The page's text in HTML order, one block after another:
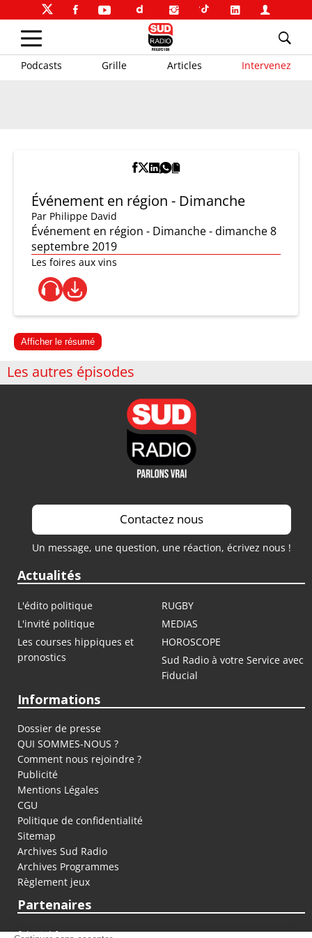
Podcasts Grille Articles Intervenez
Événement en région - Dimanche
Par Philippe David
Événement en région - Dimanche - dimanche 8
septembre 2019
Les foires aux vins
Afficher le résumé
Les autres épisodes
Contactez nous
Un message, une question, une réaction, écrivez nous !
Actualités
L'édito politique
RUGBY
L'invité politique
MEDIAS
Les courses hippiques et
pronostics
HOROSCOPE
Sud Radio à votre Service avec
Fiducial
Informations
Dossier de presse
QUI SOMMES-NOUS ?
Comment nous rejoindre ?
Publicité
Mentions Légales
CGU
Politique de confidentialité
Sitemap
Archives Sud Radio
Archives Programmes
Règlement jeux
Partenaires
fiducial.fr